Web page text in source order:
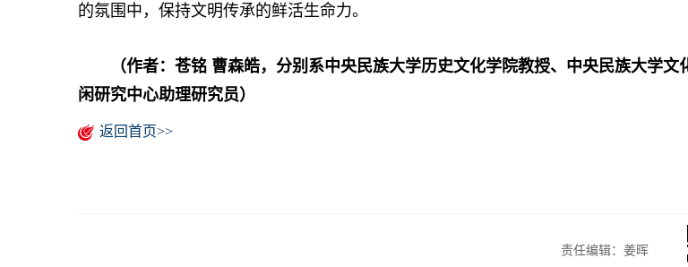
的氛围中，保持文明传承的鲜活生命力。
（作者：苍铭 曹森皓，分别系中央民族大学历史文化学院教授、中央民族大学文
闲研究中心助理研究员）
返回首页>>
责任编辑：姜晖